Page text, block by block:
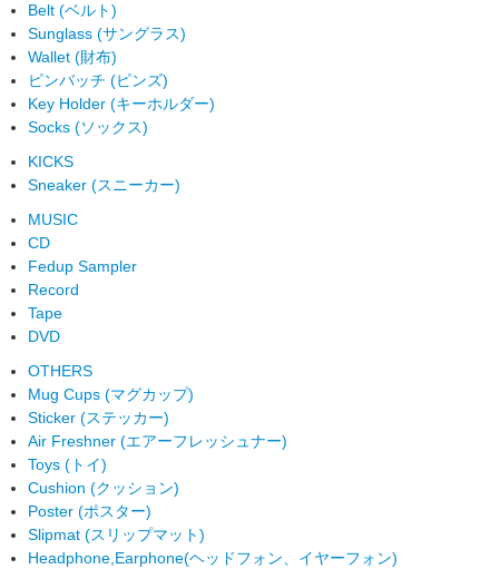
Belt (ベルト)
Sunglass (サングラス)
Wallet (財布)
ピンバッチ (ピンズ)
Key Holder (キーホルダー)
Socks (ソックス)
KICKS
Sneaker (スニーカー)
MUSIC
CD
Fedup Sampler
Record
Tape
DVD
OTHERS
Mug Cups (マグカップ)
Sticker (ステッカー)
Air Freshner (エアーフレッシュナー)
Toys (トイ)
Cushion (クッション)
Poster (ポスター)
Slipmat (スリップマット)
Headphone,Earphone(ヘッドフォン、イヤーフォン)